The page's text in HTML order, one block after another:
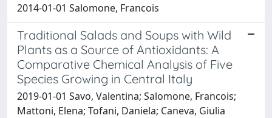
2014-01-01 Salomone, Francois
Traditional Salads and Soups with Wild
Plants as a Source of Antioxidants: A
Comparative Chemical Analysis of Five
Species Growing in Central Italy
2019-01-01 Savo, Valentina; Salomone, Francois;
Mattoni, Elena; Tofani, Daniela; Caneva, Giulia